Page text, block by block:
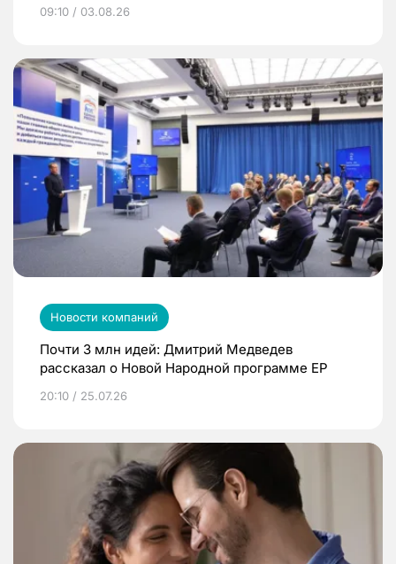
09:10 / 03.08.26
Новости компаний
Почти 3 млн идей: Дмитрий Медведев
рассказал о Новой Народной программе ЕР
20:10 / 25.07.26